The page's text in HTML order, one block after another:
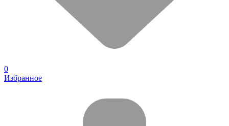
0
Избранное